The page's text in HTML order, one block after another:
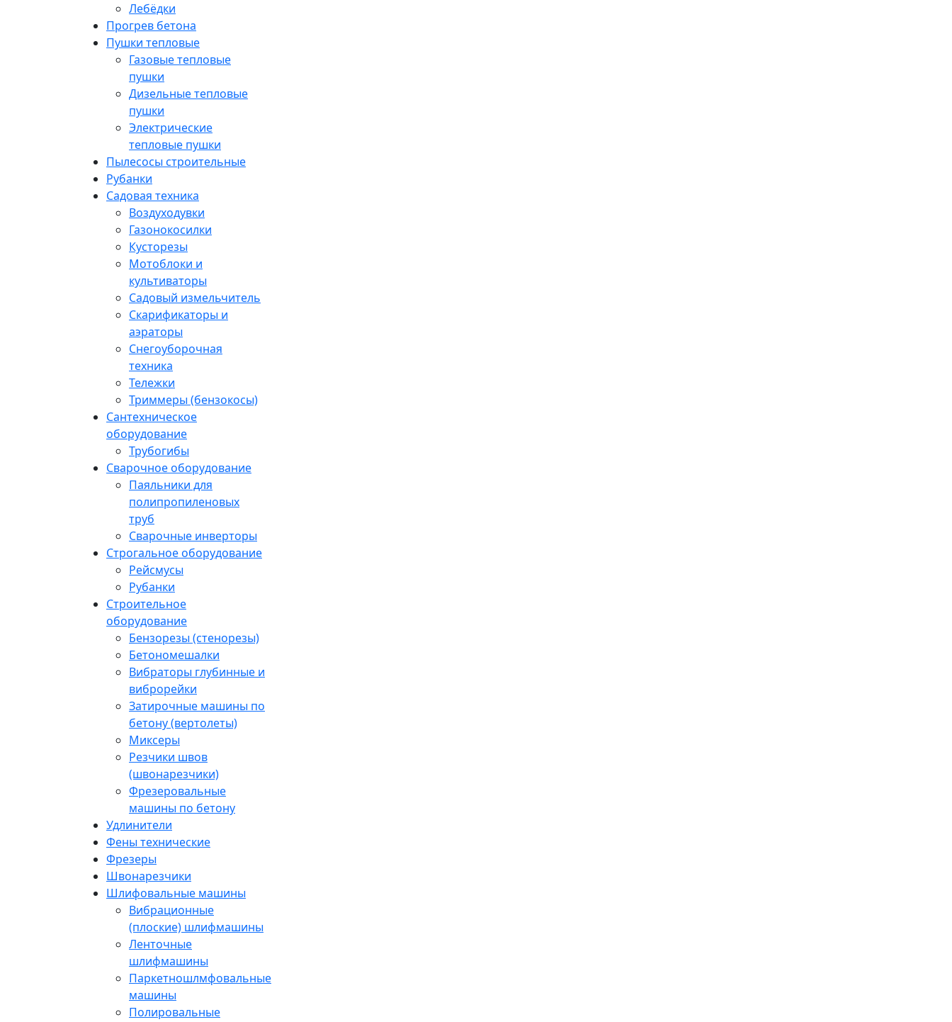
Лебёдки
Прогрев бетона
Пушки тепловые
Газовые тепловые
пушки
Дизельные тепловые
пушки
Электрические
тепловые пушки
Пылесосы строительные
Рубанки
Садовая техника
Воздуходувки
Газонокосилки
Кусторезы
Мотоблоки и
культиваторы
Садовый измельчитель
Скарификаторы и
аэраторы
Снегоуборочная
техника
Тележки
Триммеры (бензокосы)
Сантехническое
оборудование
Трубогибы
Сварочное оборудование
Паяльники для
полипропиленовых
труб
Сварочные инверторы
Строгальное оборудование
Рейсмусы
Рубанки
Строительное
оборудование
Бензорезы (стенорезы)
Бетономешалки
Вибраторы глубинные и
виброрейки
Затирочные машины по
бетону (вертолеты)
Миксеры
Резчики швов
(швонарезчики)
Фрезеровальные
машины по бетону
Удлинители
Фены технические
Фрезеры
Швонарезчики
Шлифовальные машины
Вибрационные
(плоские) шлифмашины
Ленточные
шлифмашины
Паркетношлмфовальные
машины
Полировальные